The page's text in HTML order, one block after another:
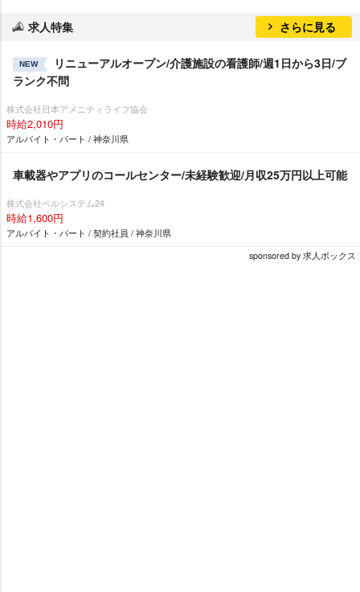
求人特集 さらに見る
NEW
リニューアルオープン/介護施設の看護師/週1日から3日/ブ
ランク不問
株式会社日本アメニティライフ協会
時給2,010円
アルバイト・パート / 神奈川県
車載器やアプリのコールセンター/未経験歓迎/月収25万円以上可能
株式会社ベルシステム24
時給1,600円
アルバイト・パート / 契約社員 / 神奈川県
sponsored by 求人ボックス